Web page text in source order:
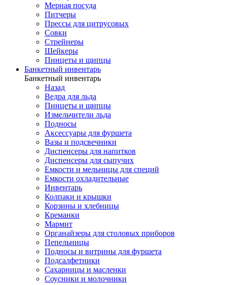
Мерная посуда
Питчеры
Прессы для цитрусовых
Совки
Стрейнеры
Шейкеры
Пинцеты и щипцы
Банкетный инвентарь
Банкетный инвентарь
Назад
Ведра для льда
Пинцеты и щипцы
Измельчители льда
Подносы
Аксессуары для фуршета
Вазы и подсвечники
Диспенсеры для напитков
Диспенсеры для сыпучих
Емкости и мельницы для специй
Емкости охладительные
Инвентарь
Колпаки и крышки
Корзины и хлебницы
Креманки
Мармит
Органайзеры для столовых приборов
Пепельницы
Подносы и витрины для фуршета
Подсалфетники
Сахарницы и масленки
Соусники и молочники